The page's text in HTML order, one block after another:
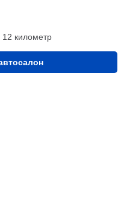
12 километр